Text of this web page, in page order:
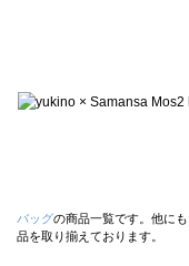
バッグの商品一覧です。他にも
品を取り揃えております。